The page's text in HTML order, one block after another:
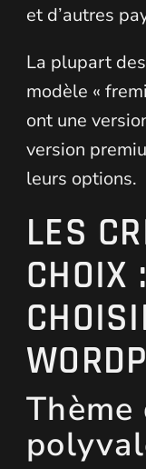
et d’autres
La plupart
modèle «
ont une
version
leurs options.
LES
CHOIX
Thème